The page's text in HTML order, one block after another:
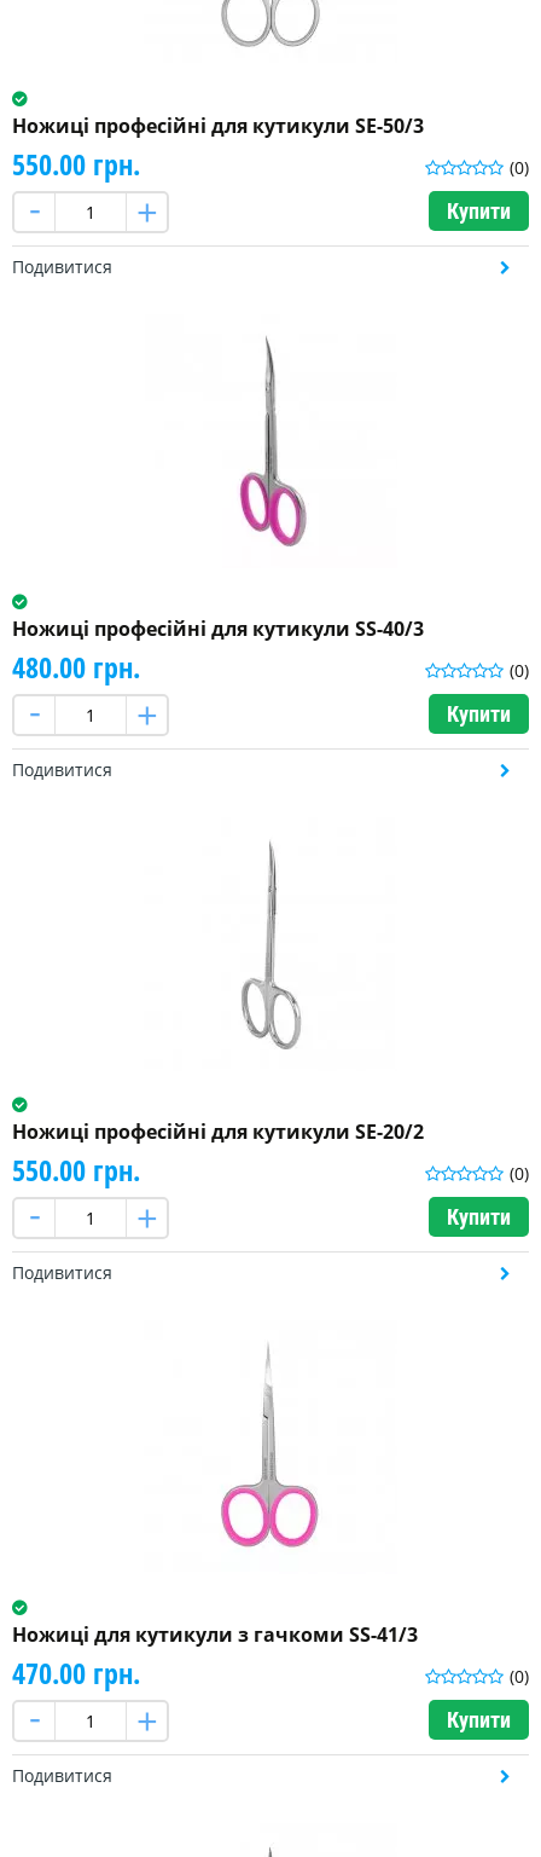
Ножиці професійні для кутикули SE-50/3
(0)
550.00 грн.
Купити
Подивитися
Ножиці професійні для кутикули SS-40/3
(0)
480.00 грн.
Купити
Подивитися
Ножиці професійні для кутикули SE-20/2
(0)
550.00 грн.
Купити
Подивитися
Ножиці для кутикули з гачкоми SS-41/3
(0)
470.00 грн.
Купити
Подивитися